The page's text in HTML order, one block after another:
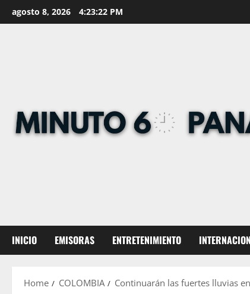
to
agosto 8, 2026 4:23:23 PM
INICIO EMISORAS ENTRETENIMIENTO
Home COLOMBIA Continuarán las fuertes lluvias